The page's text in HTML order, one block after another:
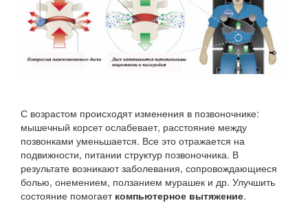
С возрастом происходят изменения в позвоночнике:
мышечный корсет ослабевает, расстояние между
позвонками уменьшается. Все это отражается на
подвижности, питании структур позвоночника. В
результате возникают заболевания, сопровождающиеся
болью, онемением, ползанием мурашек и др. Улучшить
состояние помогает компьютерное вытяжение.